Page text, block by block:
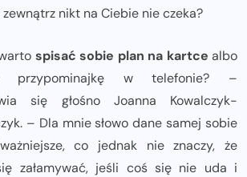
zewnątrz nikt na Ciebie nie czeka?
spisać sobie plan na kartce albo
przypominajkę w telefonie? –
się głośno Joanna Kowalczyk-
– Dla mnie słowo dane samej sobie
co jednak nie znaczy, że
załamywać, jeśli coś się nie uda i